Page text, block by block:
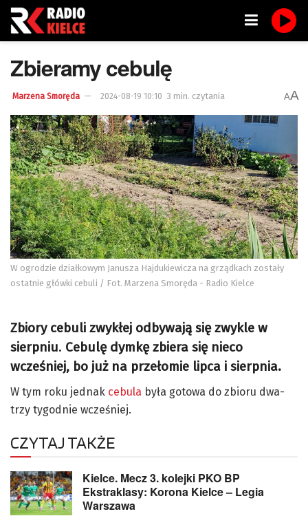
Zbieramy cebulę
Marzena Smoręda 2024-08-19 10:10 3 min. czytania AA
W ogrodzie działkowym Janusza Hajdukiewicza na grządkach zostały
ostatnie główki cebuli / Fot. Marzena Smoręda - Radio Kielce
Zbiory cebuli zwykłej odbywają się zwykle w
sierpniu. Cebulę dymkę zbiera się nieco
wcześniej, bo już na przełomie lipca i sierpnia.
W tym roku jednak cebula była gotowa do zbioru dwa-
trzy tygodnie wcześniej.
CZYTAJ TAKŻE
Kielce. Mecz 3. kolejki PKO BP
Ekstraklasy: Korona Kielce – Legia
Warszawa